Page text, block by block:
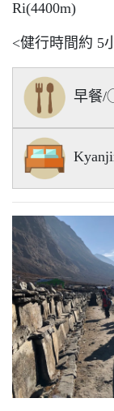
Ri(4400m)
<健行時間約 5
早